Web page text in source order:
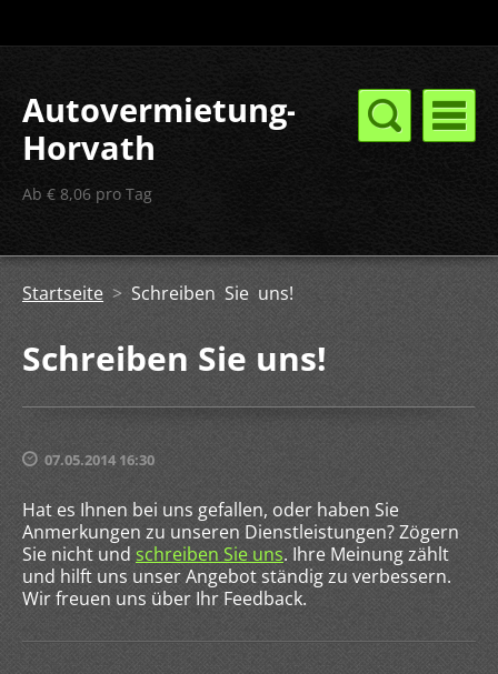
Autovermietung-
Horvath
Ab € 8,06 pro Tag
Startseite > Schreiben Sie uns!
Schreiben Sie uns!
07.05.2014 16:30
Hat es Ihnen bei uns gefallen, oder haben Sie
Anmerkungen zu unseren Dienstleistungen? Zögern
Sie nicht und schreiben Sie uns. Ihre Meinung zählt
und hilft uns unser Angebot ständig zu verbessern.
Wir freuen uns über Ihr Feedback.